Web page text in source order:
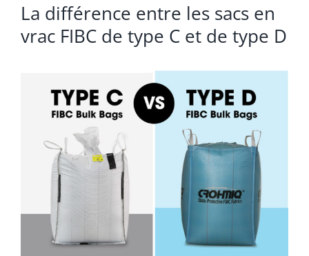
La différence entre les sacs en
vrac FIBC de type C et de type D